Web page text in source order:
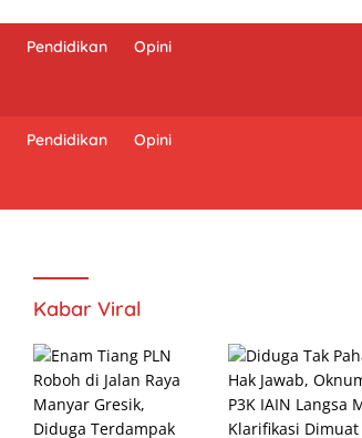
Pendidikan Opini
Pendidikan Opini
Kabar Viral